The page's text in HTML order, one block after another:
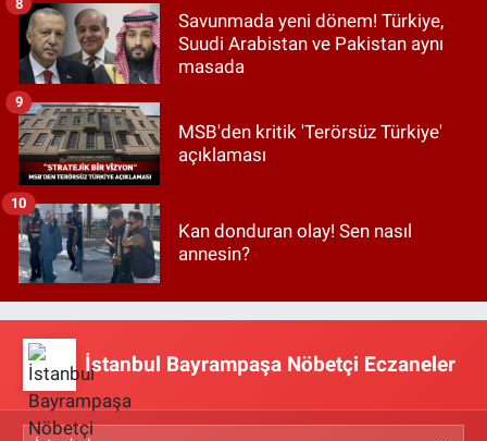
Savunmada yeni dönem! Türkiye,
Suudi Arabistan ve Pakistan aynı
masada
MSB'den kritik 'Terörsüz Türkiye'
açıklaması
9
Kan donduran olay! Sen nasıl
annesin?
10
İstanbul Bayrampaşa Nöbetçi Eczaneler